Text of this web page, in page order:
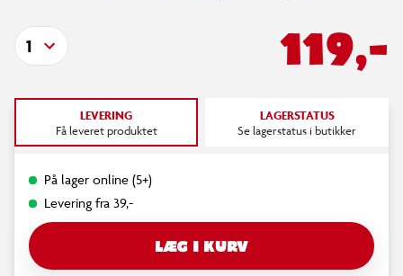
119,-
1
LEVERING
Få leveret produktet
LAGERSTATUS
Se lagerstatus i butikker
På lager online (5+)
Levering fra 39,-
LÆG I KURV